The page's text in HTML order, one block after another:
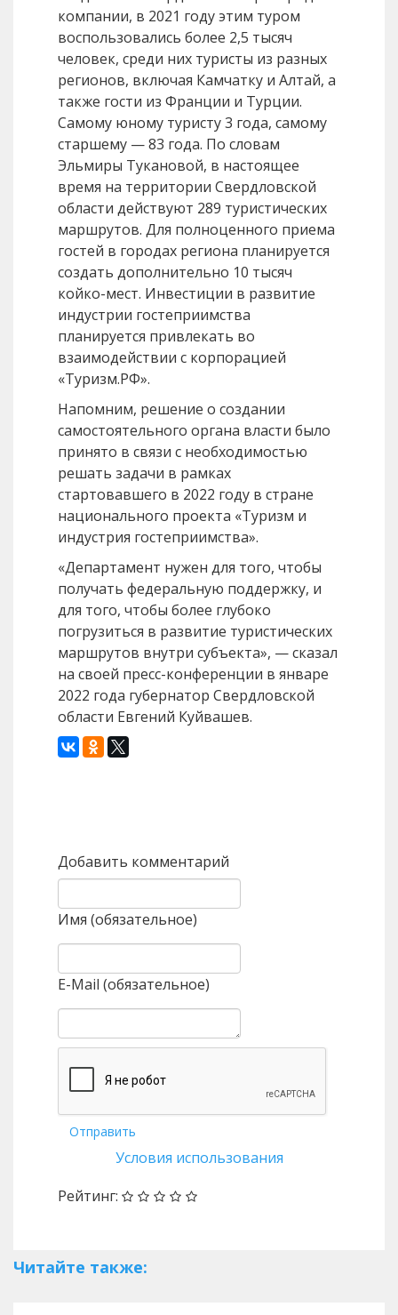
компании, в 2021 году этим туром
воспользовались более 2,5 тысяч
человек, среди них туристы из разных
регионов, включая Камчатку и Алтай, а
также гости из Франции и Турции.
Самому юному туристу 3 года, самому
старшему — 83 года. По словам
Эльмиры Тукановой, в настоящее
время на территории Свердловской
области действуют 289 туристических
маршрутов. Для полноценного приема
гостей в городах региона планируется
создать дополнительно 10 тысяч
койко-мест. Инвестиции в развитие
индустрии гостеприимства
планируется привлекать во
взаимодействии с корпорацией
«Туризм.РФ».
Напомним, решение о создании
самостоятельного органа власти было
принято в связи с необходимостью
решать задачи в рамках
стартовавшего в 2022 году в стране
национального проекта «Туризм и
индустрия гостеприимства».
«Департамент нужен для того, чтобы
получать федеральную поддержку, и
для того, чтобы более глубоко
погрузиться в развитие туристических
маршрутов внутри субъекта», — сказал
на своей пресс-конференции в январе
2022 года губернатор Свердловской
области Евгений Куйвашев.
Добавить комментарий
Имя (обязательное)
E-Mail (обязательное)
Отправить
Условия использования
Рейтинг:
Читайте также: